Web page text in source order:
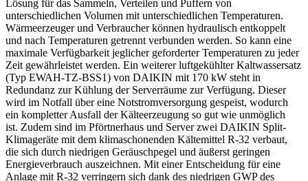
Lösung für das Sammeln, Verteilen und Puffern von
unterschiedlichen Volumen mit unterschiedlichen Temperaturen.
Wärmeerzeuger und Verbraucher können hydraulisch entkoppelt
und nach Temperaturen getrennt verbunden werden. So kann eine
maximale Verfügbarkeit jeglicher geforderter Temperaturen zu jeder
Zeit gewährleistet werden. Ein weiterer luftgekühlter Kaltwassersatz
(Typ EWAH-TZ-BSS1) von DAIKIN mit 170 kW steht in
Redundanz zur Kühlung der Serverräume zur Verfügung. Dieser
wird im Notfall über eine Notstromversorgung gespeist, wodurch
ein kompletter Ausfall der Kälteerzeugung so gut wie unmöglich
ist. Zudem sind im Pförtnerhaus und Server zwei DAIKIN Split-
Klimageräte mit dem klimaschonenden Kältemittel R-32 verbaut,
die sich durch niedrigen Geräuschpegel und äußerst geringen
Energieverbrauch auszeichnen. Mit einer Entscheidung für eine
Anlage mit R-32 verringern sich dank des niedrigen GWP des